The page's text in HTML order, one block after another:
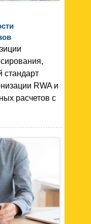
стандарт
RWA и
расчетов с